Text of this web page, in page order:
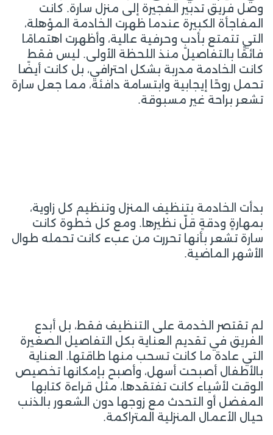
وصل فريق تدبير الفجيرة إلى منزل سارة. كانت
المفاجأة الكبيرة عندما ظهرت الخادمة المؤهلة،
التي تتمتع بأدبٍ وحرفية عالية، وأظهرت اهتمامًا
فائقًا بالتفاصيل منذ اللحظة الأولى. ليس فقط
كانت الخادمة مدربة بشكل احترافي، بل كانت أيضًا
تحمل روحًا إيجابية وابتسامة دافئة، مما جعل سارة
تشعر براحة غير مسبوقة.
بدأت الخادمة بتنظيف المنزل وتنظيم كل زاوية،
بمهارةٍ ودقةٍ قلّ نظيرها. ومع كل خطوة كانت
سارة تشعر بأنها تحررت من عبء كانت تحمله طوال
الأشهر الماضية.
لم تقتصر الخدمة على التنظيف فقط، بل أبدع
الفريق في تقديم العناية بكل التفاصيل الصغيرة
التي عادة ما كانت تسحب منها طاقتها. العناية
بالأطفال أصبحت أسهل، وأصبح بإمكانها تخصيص
الوقت لأشياء كانت تفتقدها، مثل قراءة كتابها
المفضل أو التحدث مع زوجها دون الشعور بالذنب
حيال الأعمال المنزلية المتراكمة.